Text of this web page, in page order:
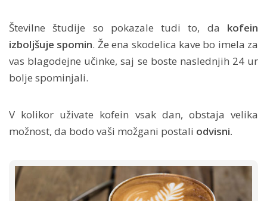
Številne študije so pokazale tudi to, da kofein
izboljšuje spomin. Že ena skodelica kave bo imela za
vas blagodejne učinke, saj se boste naslednjih 24 ur
bolje spominjali.
V kolikor uživate kofein vsak dan, obstaja velika
možnost, da bodo vaši možgani postali odvisni.